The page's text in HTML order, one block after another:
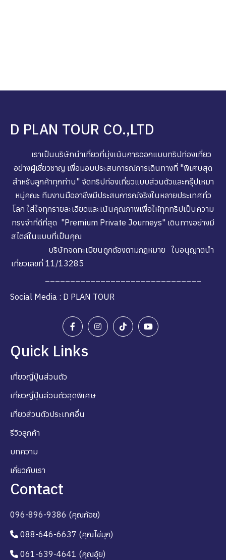
D PLAN TOUR CO.,LTD
เราเป็นบริษัทนำเที่ยวที่มุ่งเน้นการออกแบบทริปท่องเที่ยว
อย่างผู้เชี่ยวชาญ เพื่อมอบประสบการณ์การเดินทางที่ "พิเศษสุด
สำหรับลูกค้าทุกท่าน" จัดทริปท่องเที่ยวแบบส่วนตัวและกรุ๊ปเหมา
หมู่คณะ ทีมงานมืออาชีพมีประสบการณ์จริงในหลายประเทศทั่ว
โลก ใส่ใจทุกรายละเอียดและเน้นคุณภาพเพื่อให้ทุกทริปเป็นความ
ทรงจำที่ดีที่สุด "Premium Private Journeys" เดินทางอย่างมี
สไตล์ในแบบที่เป็นคุณ
บริษัทจดทะเบียนถูกต้องตามกฎหมาย ใบอนุญาตนำ
เที่ยวเลขที่ 11/13285
Social Media : D PLAN TOUR
Quick Links
เที่ยวญี่ปุ่นส่วนตัว
เที่ยวญี่ปุ่นส่วนตัวสุดพิเศษ
เที่ยวส่วนตัวประเทศอื่น
รีวิวลูกค้า
บทความ
เกี่ยวกับเรา
Contact
096-896-9386 (คุณก้อย)
088-646-6637 (คุณไข่มุก)
061-639-4641 (คุณอุ้ย)